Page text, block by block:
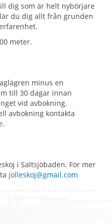
dig som är helt nybörjare
du dig allt från grunden
meter.
minus en
till 30 dagar innan
vid avbokning.
avbokning kontakta
.
i Saltsjöbaden. För mer
jolleskoj@gmail.com